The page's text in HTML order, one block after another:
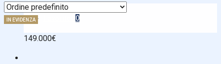
0
IN EVIDENZA
149.000€